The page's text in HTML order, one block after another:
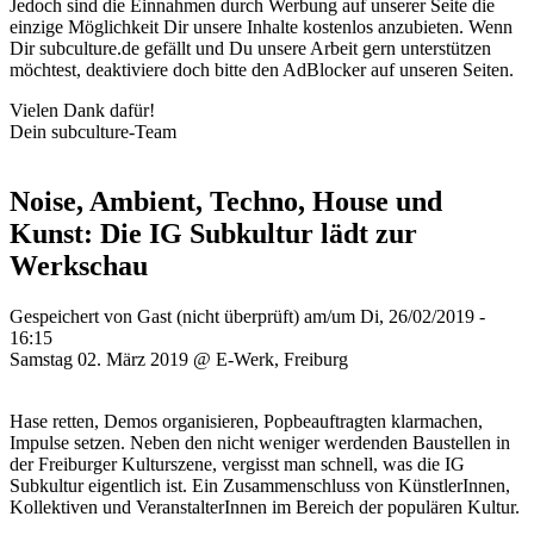
Jedoch sind die Einnahmen durch Werbung auf unserer Seite die
einzige Möglichkeit Dir unsere Inhalte kostenlos anzubieten. Wenn
Dir subculture.de gefällt und Du unsere Arbeit gern unterstützen
möchtest, deaktiviere doch bitte den AdBlocker auf unseren Seiten.
Vielen Dank dafür!
Dein subculture-Team
Noise, Ambient, Techno, House und
Kunst: Die IG Subkultur lädt zur
Werkschau
Gespeichert von Gast (nicht überprüft) am/um Di, 26/02/2019 -
16:15
Samstag 02. März 2019 @ E-Werk, Freiburg
Hase retten, Demos organisieren, Popbeauftragten klarmachen,
Impulse setzen. Neben den nicht weniger werdenden Baustellen in
der Freiburger Kulturszene, vergisst man schnell, was die IG
Subkultur eigentlich ist. Ein Zusammenschluss von KünstlerInnen,
Kollektiven und VeranstalterInnen im Bereich der populären Kultur.